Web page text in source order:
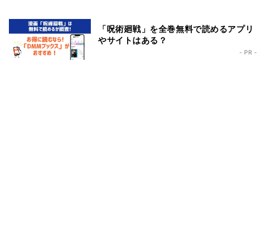
「呪術廻戦」を全巻無料で読めるアプリ
やサイトはある？
- PR -